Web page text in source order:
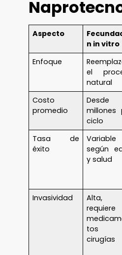
Aspecto
n in vitro
Enfoque
el
natural
Costo
promedio
Desde
millones
ciclo
Tasa de
éxito
Variable
según
y salud
Invasividad
Alta,
requiere
tos
cirugías